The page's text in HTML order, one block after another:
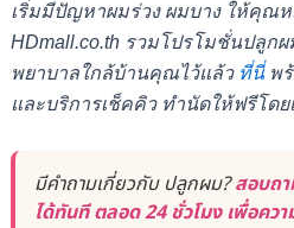
เริ่มมีปัญหาผมร่วง ผมบาง ให้คุณ
HDmall.co.th รวมโปรโมชั่นปลูก
พยาบาลใกล้บ้านคุณไว้แล้ว ที่นี่พร้
และบริการเช็คคิว ทำนัดให้ฟรีโด
มีคำถามเกี่ยวกับ ปลูกผม?สอบถ
ได้ทันที ตลอด 24 ชั่วโมง เพื่อคว